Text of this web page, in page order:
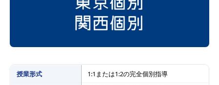
授業形式 1:1または1:2の完全個別指導